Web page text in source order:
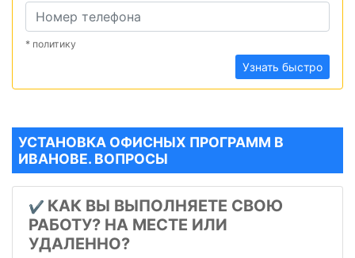
* политику
Узнать быстро
УСТАНОВКА ОФИСНЫХ ПРОГРАММ В
ИВАНОВЕ. ВОПРОСЫ
✔️ КАК ВЫ ВЫПОЛНЯЕТЕ СВОЮ
РАБОТУ? НА МЕСТЕ ИЛИ
УДАЛЕННО?